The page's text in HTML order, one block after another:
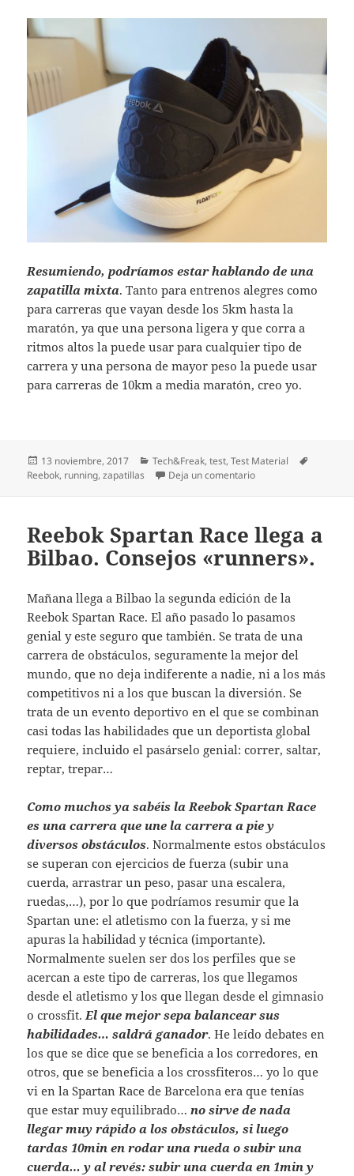
Resumiendo, podríamos estar hablando de una
zapatilla mixta. Tanto para entrenos alegres como
para carreras que vayan desde los 5km hasta la
maratón, ya que una persona ligera y que corra a
ritmos altos la puede usar para cualquier tipo de
carrera y una persona de mayor peso la puede usar
para carreras de 10km a media maratón, creo yo.
Publicado
el
13 noviembre, 2017 Categorías
Tech&Freak,test,Test Material
Reebok, running,zapatillas Deja un comentarioen Test Reebok
Reebok Spartan Race llega a
Bilbao. Consejos «runners».
Mañana llega a Bilbao la segunda edición de la
Reebok Spartan Race. El año pasado lo pasamos
genial y este seguro que también. Se trata de una
carrera de obstáculos, seguramente la mejor del
mundo, que no deja indiferente a nadie, ni a los más
competitivos ni a los que buscan la diversión. Se
trata de un evento deportivo en el que se combinan
casi todas las habilidades que un deportista global
requiere, incluido el pasárselo genial: correr, saltar,
reptar, trepar…
Como muchos ya sabéis la Reebok Spartan Race
es una carrera que une la carrera a pie y
diversos obstáculos. Normalmente estos obstáculos
se superan con ejercicios de fuerza (subir una
cuerda, arrastrar un peso, pasar una escalera,
ruedas,…), por lo que podríamos resumir que la
Spartan une: el atletismo con la fuerza, y si me
apuras la habilidad y técnica (importante).
Normalmente suelen ser dos los perfiles que se
acercan a este tipo de carreras, los que llegamos
desde el atletismo y los que llegan desde el gimnasio
o crossfit.El que mejor sepa balancear sus
habilidades… saldrá ganador. He leído debates en
los que se dice que se beneficia a los corredores, en
otros, que se beneficia a los crossfiteros… yo lo que
vi en la Spartan Race de Barcelona era que tenías
que estar muy equilibrado…no sirve de nada
llegar muy rápido a los obstáculos, si luego
tardas 10min en rodar una rueda o subir una
cuerda… y al revés: subir una cuerda en 1min y